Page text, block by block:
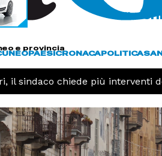
e provincia
PAESICRONACAPOLITICA
il sindaco chiede più interventi